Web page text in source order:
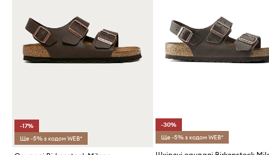
-17%
Ще -5% з кодом WEB*
-30%
Ще -5% з кодом WEB*